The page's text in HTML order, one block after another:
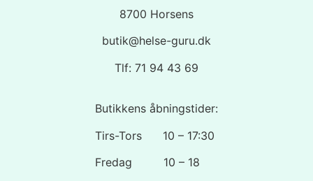
8700 Horsens
butik@helse-guru.dk
Tlf: 71 94 43 69
Butikkens åbningstider:
Tirs-Tors 10 – 17:30
Fredag 10 – 18